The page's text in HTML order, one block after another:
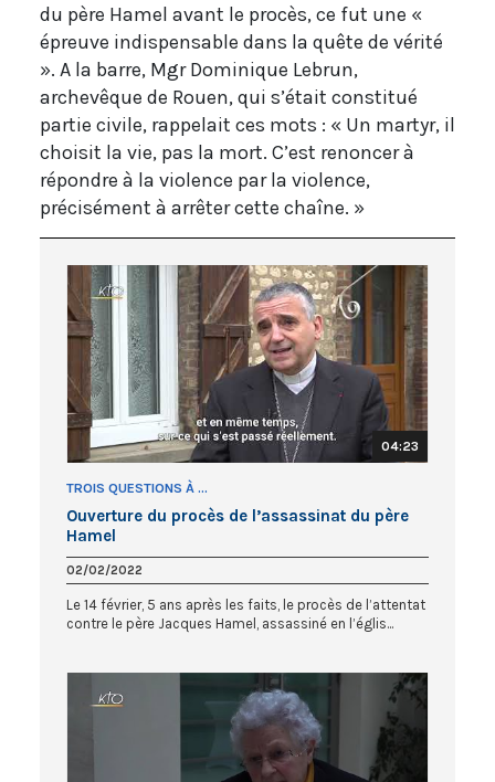
du père Hamel avant le procès, ce fut une «
épreuve indispensable dans la quête de vérité
». A la barre, Mgr Dominique Lebrun,
archevêque de Rouen, qui s’était constitué
partie civile, rappelait ces mots : « Un martyr, il
choisit la vie, pas la mort. C’est renoncer à
répondre à la violence par la violence,
précisément à arrêter cette chaîne. »
04:23
TROIS QUESTIONS À ...
Ouverture du procès de l’assassinat du père
Hamel
02/02/2022
Le 14 février, 5 ans après les faits, le procès de l’attentat
contre le père Jacques Hamel, assassiné en l’églis...